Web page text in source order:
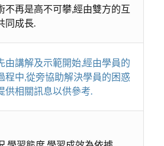
不再是高不可攀,經由雙方的互
同成長.
由講解及示範開始,經由學員的
程中,從旁協助解決學員的困惑
供相關訊息以供參考.